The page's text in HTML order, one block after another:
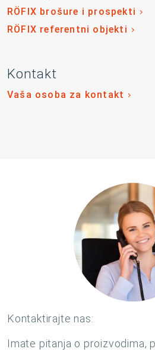
RÖFIX brošure i prospekti
RÖFIX referentni objekti
Kontakt
Vaša osoba za kontakt
Kontaktirajte nas:
Imate pitanja o proizvodima,